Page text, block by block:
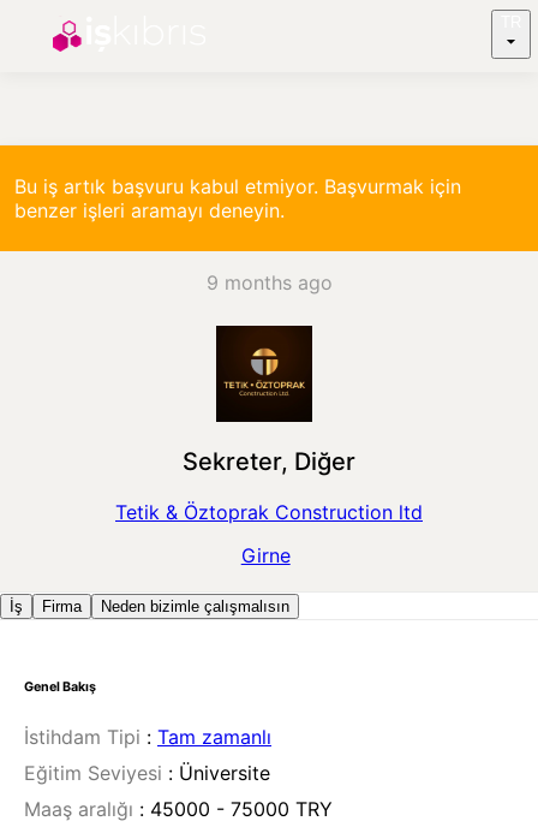
Bu iş artık başvuru kabul etmiyor. Başvurmak için
benzer işleri aramayı deneyin.
9 months ago
Sekreter, Diğer
Tetik & Öztoprak Construction ltd
Girne
İş Firma Neden bizimle çalışmalısın
Genel Bakış
İstihdam Tipi : Tam zamanlı
Eğitim Seviyesi : Üniversite
Maaş aralığı : 45000 - 75000 TRY